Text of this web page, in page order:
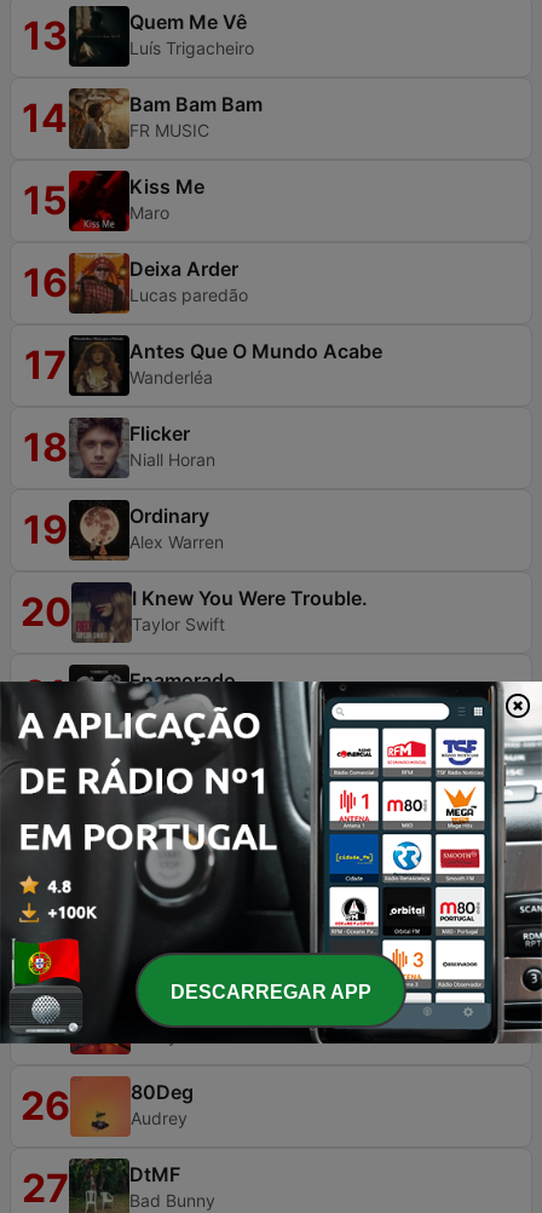
13 Quem Me Vê
Luís Trigacheiro
14 Bam Bam Bam
FR MUSIC
15 Kiss Me
Maro
16 Deixa Arder
Lucas paredão
17 Antes Que O Mundo Acabe
Wanderléa
18 Flicker
Niall Horan
19 Ordinary
Alex Warren
20 I Knew You Were Trouble.
Taylor Swift
21 Enamorado
Yahritza
22 MAYBE.
SIENNA SPIRO
23 C'est la Vie
Richie Harrington
24 Si Antes Te Hubiera Conocido
Karol G
25 WORLDWIDE (with Wet Bed Gang)
26 80Deg
Audrey
27 DtMF
Bad Bunny
DESCARREGAR APP